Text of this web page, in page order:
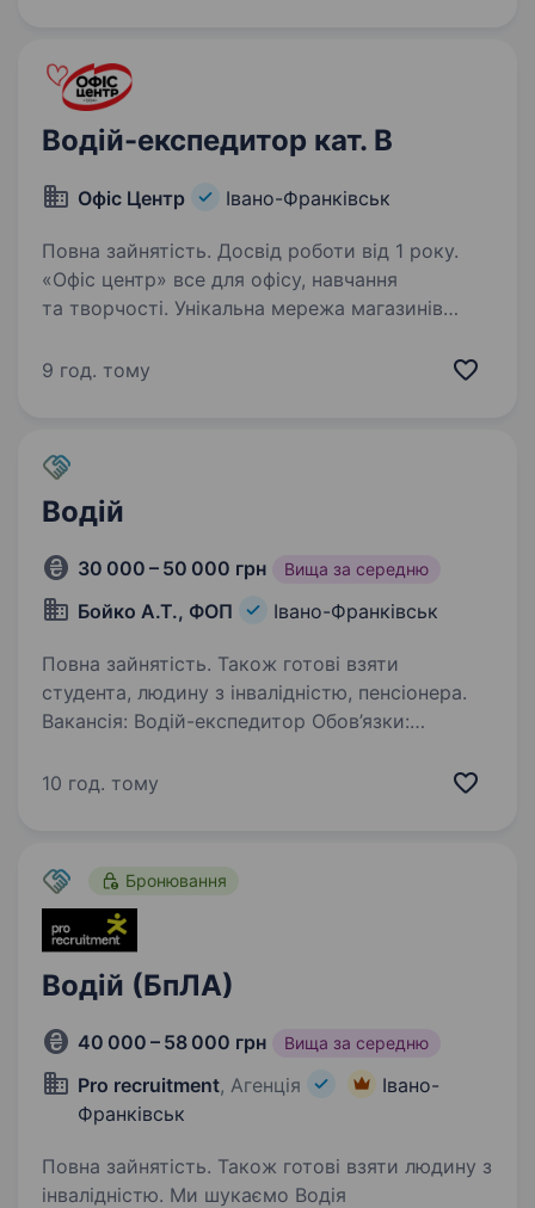
зробити…
Водій-експедитор кат. В
Офіс Центр Івано-Франківськ
Повна зайнятість. Досвід роботи від 1 року.
«Офіс центр» все для офісу, навчання
та творчості. Унікальна мережа магазинів
компанії — Ми робимо роботу в офісі легкою
9 год. тому
Водій
30 000 – 50 000 грн Вища за середню
Бойко А.Т., ФОП Івано-Франківськ
Повна зайнятість. Також готові взяти
студента, людину з інвалідністю, пенсіонера.
Вакансія: Водій-експедитор Обов’язки:
з робочим графіком Контроль за вантажем
працевлаштування …
10 год. тому
Бронювання
Водій (БпЛА)
40 000 – 58 000 грн Вища за середню
Pro recruitment, Агенція
Івано-
Франківськ
Повна зайнятість. Також готові взяти людину з
інвалідністю. Ми шукаємо Водія